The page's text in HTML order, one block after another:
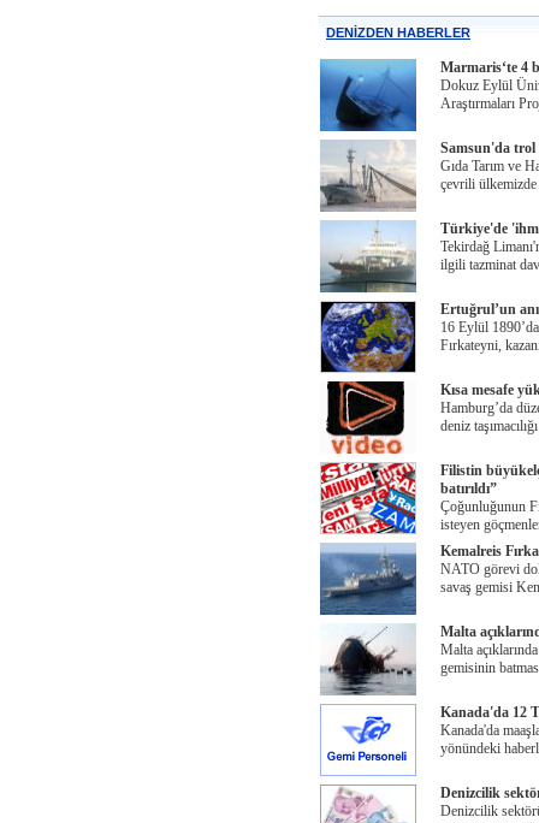
DENİZDEN HABERLER
Marmaris‘te 4
Dokuz Eylül
Araştırmaları
Samsun'da trol
Gıda Tarım ve
çevrili ülkemizde
Türkiye'de
Tekirdağ
ilgili tazminat
Ertuğrul’un
16 Eylül
Fırkateyni,
Kısa mesafe
Hamburg’da
deniz
Filistin
batırıldı”
Çoğunluğunun
isteyen
Kemalreis
NATO görevi
savaş gemisi
Malta
Malta
gemisinin
Kanada'da 12
Kanada'da
yönündeki
Denizcilik
Denizcilik